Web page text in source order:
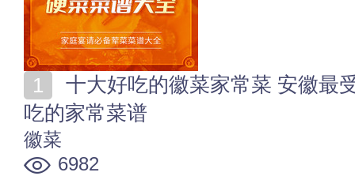
吃的家常菜谱
徽菜
6982